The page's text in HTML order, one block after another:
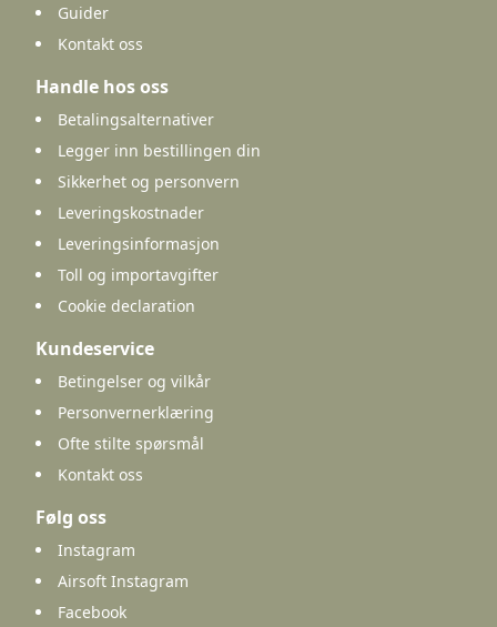
Guider
Kontakt oss
Handle hos oss
Betalingsalternativer
Legger inn bestillingen din
Sikkerhet og personvern
Leveringskostnader
Leveringsinformasjon
Toll og importavgifter
Cookie declaration
Kundeservice
Betingelser og vilkår
Personvernerklæring
Ofte stilte spørsmål
Kontakt oss
Følg oss
Instagram
Airsoft Instagram
Facebook